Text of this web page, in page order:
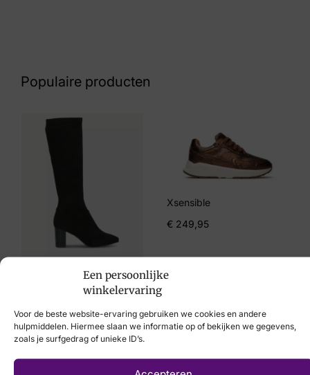
Een persoonlijke
winkelervaring
Voor de beste website-ervaring gebruiken we cookies en andere
hulpmiddelen. Hiermee slaan we informatie op of bekijken we gegevens,
zoals je surfgedrag of unieke ID’s.
38, 39, 40, 41, 42
Merk
Teva
Artikelnummer
1166310 BIR 61 Tirra Birch
Populaire producten
Xsensible
€ 249,95